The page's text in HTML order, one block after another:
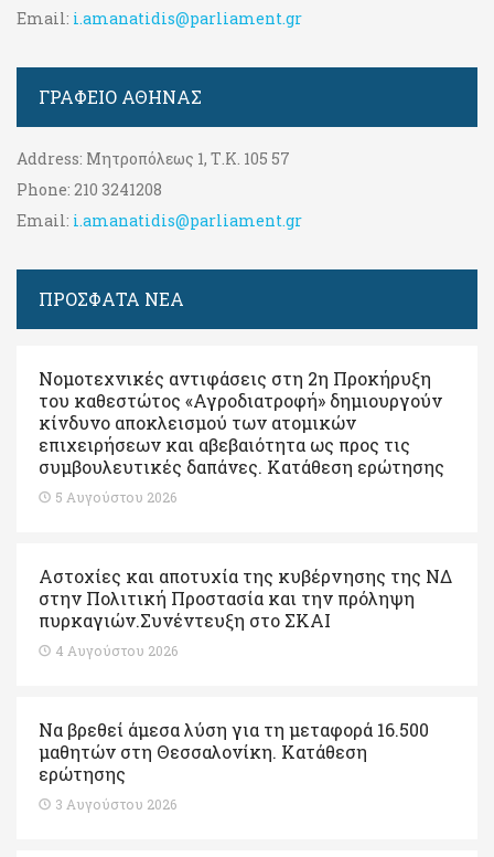
Email: i.amanatidis@parliament.gr
ΓΡΑΦΕΊΟ ΑΘΉΝΑΣ
Address: Μητροπόλεως 1, Τ.Κ. 105 57
Phone: 210 3241208
Email: i.amanatidis@parliament.gr
ΠΡΟΣΦΑΤΑ ΝΕΑ
Νομοτεχνικές αντιφάσεις στη 2η Προκήρυξη
του καθεστώτος «Αγροδιατροφή» δημιουργούν
κίνδυνο αποκλεισμού των ατομικών
επιχειρήσεων και αβεβαιότητα ως προς τις
συμβουλευτικές δαπάνες. Κατάθεση ερώτησης
5 Αυγούστου 2026
Αστοχίες και αποτυχία της κυβέρνησης της ΝΔ
στην Πολιτική Προστασία και την πρόληψη
πυρκαγιών.Συνέντευξη στο ΣΚΑΙ
4 Αυγούστου 2026
Να βρεθεί άμεσα λύση για τη μεταφορά 16.500
μαθητών στη Θεσσαλονίκη. Κατάθεση
ερώτησης
3 Αυγούστου 2026